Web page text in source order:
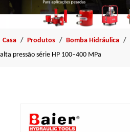
Casa / Produtos / Bomba Hidráulica /
alta pressão série HP 100–400 MPa